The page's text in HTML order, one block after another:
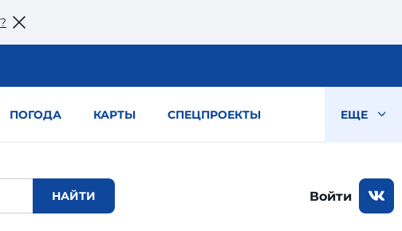
ПОГОДА КАРТЫ СПЕЦПРОЕКТЫ ЕЩЕ
Войти